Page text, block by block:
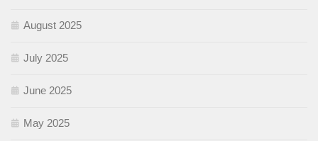
August 2025
July 2025
June 2025
May 2025